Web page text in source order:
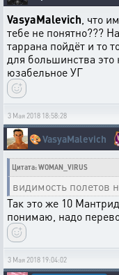
VasyaMalevich , что
тебе не понятно???
таррана пойдёт и то
для большинства это
юзабельное УГ
3 Мая 2018 18:58:28
🎨VasyaMalevich
Цитата: WOMAN_VIRUS
видимость полетов
Так это же 10
понимаю, надо
3 Мая 2018 19:04:02